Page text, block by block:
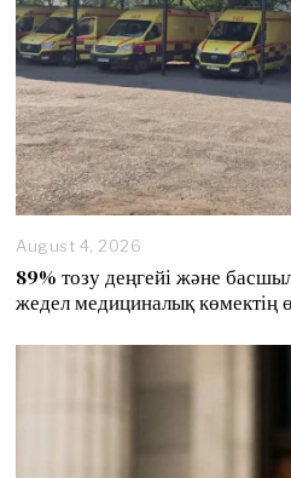
August 4, 2026
89% тозу деңгейі және
жедел медициналық көмектің